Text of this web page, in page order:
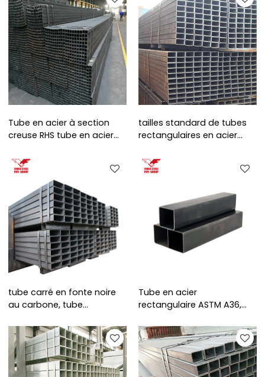
Tube en acier à section
creuse RHS tube en acier
tailles standard de tubes
rectangulaires en acier
tube carré en fonte noire
au carbone, tube
Tube en acier
rectangulaire ASTM A36,
300 mm